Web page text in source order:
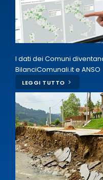
I dati dei Comuni
BilanciComunali.it e ANSO
LEGGI TUTTO